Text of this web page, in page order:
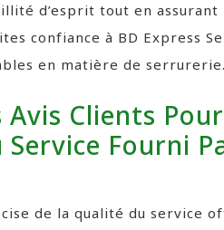
d’esprit tout en
confiance à BD Express
en matière de serrurerie.
Avis Clients
Fourni
de la qualité du service